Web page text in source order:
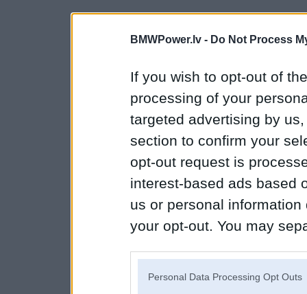
BMWPower.lv - Do Not Process
If you wish to opt-out of
processing of your
targeted advertising by
section to confirm your
opt-out request is
interest-based ads based
us or personal
your opt-out. You may
Personal Data Processing Opt Outs